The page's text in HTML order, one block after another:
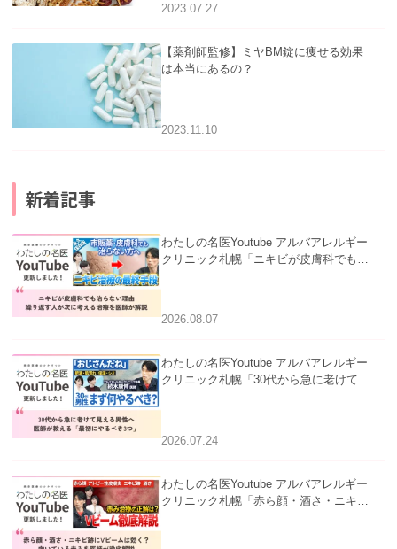
2023.07.27
【薬剤師監修】ミヤBM錠に痩せる効果
は本当にあるの？
2023.11.10
新着記事
わたしの名医Youtube アルバアレルギー
クリニック札幌「ニキビが皮膚科でも治
療を医師が解説」を公開いたしました。
2026.08.07
わたしの名医Youtube アルバアレルギー
クリニック札幌「30代から急に老けて見
べき3つ」」を公開いたしました。
2026.07.24
わたしの名医Youtube アルバアレルギー
クリニック札幌「赤ら顔・酒さ・ニキビ
医師が徹底解説」を公開いたしました。